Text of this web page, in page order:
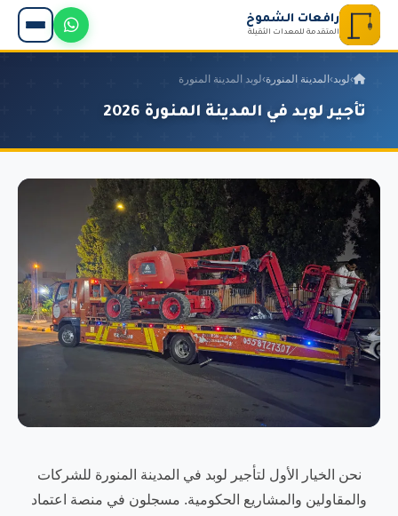
رافعات الشموخ
المتقدمة للمعدات الثقيلة
›لوبد› المدينة المنورة›لوبد المدينة المنورة
تأجير لوبد في المدينة المنورة 2026
نحن الخيار الأول لتأجير لوبد في المدينة المنورة للشركات
والمقاولين والمشاريع الحكومية. مسجلون في منصة اعتماد